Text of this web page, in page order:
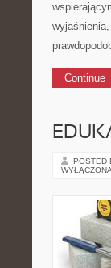
Continue
POSTED
WYŁĄCZONA